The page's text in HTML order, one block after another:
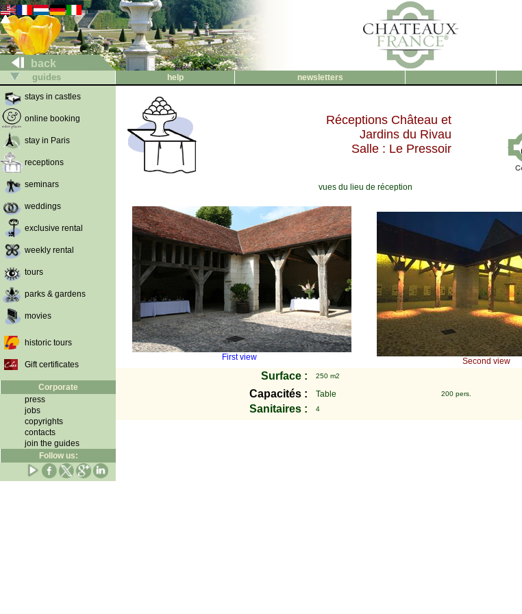
back
guides help newsletters
stays in castles
online booking
stay in Paris
receptions
seminars
weddings
exclusive rental
weekly rental
tours
parks & gardens
movies
historic tours
Gift certificates
Corporate
press
jobs
copyrights
contacts
join the guides
Follow us:
Réceptions Château et
Jardins du Rivau
Salle : Le Pressoir
vues du lieu de réception
First view Second view
Surface : 250 m2
Capacités : Table 200 pers.
Sanitaires : 4